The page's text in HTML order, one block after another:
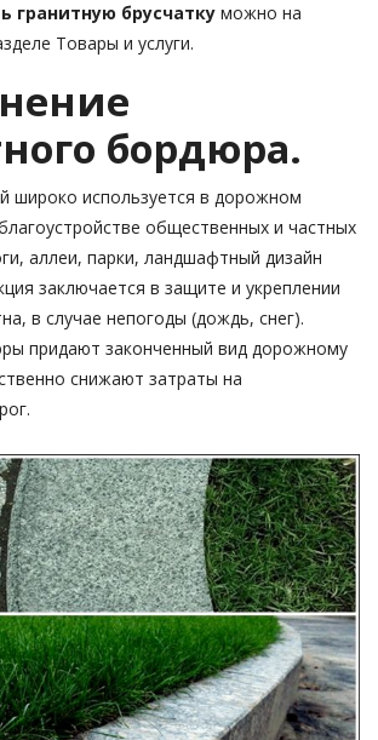
гранитную брусчатку можно на
Товары и услуги.
бордюра.
широко используется в дорожном
общественных и частных
аллеи, парки, ландшафтный дизайн
заключается в защите и укреплении
в случае непогоды (дождь, снег).
придают законченный вид дорожному
снижают затраты на